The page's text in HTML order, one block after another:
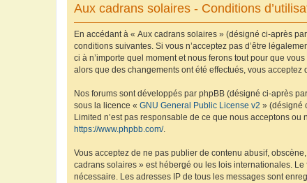
Aux cadrans solaires - Conditions
En accédant à « Aux cadrans solaires » (désigné ci-après
conditions suivantes. Si vous n’acceptez pas d’être
ci à n’importe quel moment et nous ferons tout pour que
alors que des changements ont été effectués, vous
Nos forums sont développés par phpBB (désigné ci-après
sous la licence « GNU General Public License v2 » (désigné
Limited n’est pas responsable de ce que nous acceptons
https://www.phpbb.com/.
Vous acceptez de ne pas publier de contenu abusif,
cadrans solaires » est hébergé ou les lois internationales.
nécessaire. Les adresses IP de tous les messages sont